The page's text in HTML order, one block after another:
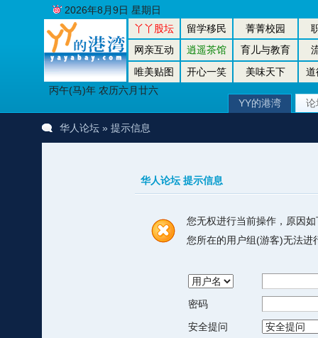
丫丫股坛 留学移民 菁菁校园
网亲互动
逍遥茶馆 育儿与教育
唯美贴图
开心一笑 美味天下
道
丙午(马)年 农历六月廿六
2026年8月9日 星期日
YY的港湾 论
华人论坛» 提示信息
华人论坛 提示信息
您无权进行当前操作，原因如
您所在的用户组(游客)无法进
密码
安全提问